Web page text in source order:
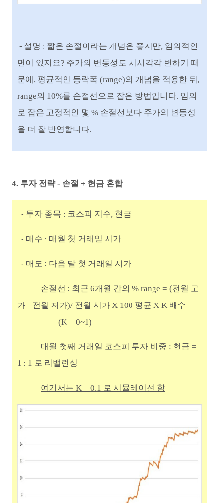
- 설명 : 짧은 손절이라는 개념은 좋지만, 임의적인
면이 있지요? 주가의 변동성도 시시각각 변하기 때
문에, 평균적인 등락폭 (range)의 개념을 적용한 뒤,
range의 10%를 손절선으로 잡은 방법입니다. 임의
로 잡은 고정적인 몇 % 손절선보다 주가의 변동성
을 더 잘 반영합니다.
4. 투자 전략 - 손절 + 현금 혼합
- 투자 종목 : 코스피 지수, 현금
- 매수 : 매월 첫 거래일 시가
- 매도 : 다음 달 첫 거래일 시가
손절선 : 최근 6개월 간의 % range = (전월 고
가 - 전월 저가)/ 전월 시가 X 100 평균 X K 배수
(K = 0~1)
매월 첫째 거래일 코스피 투자 비중 : 현금 =
1 : 1 로 리밸런싱
여기서는 K = 0.1 로 시뮬레이션 함